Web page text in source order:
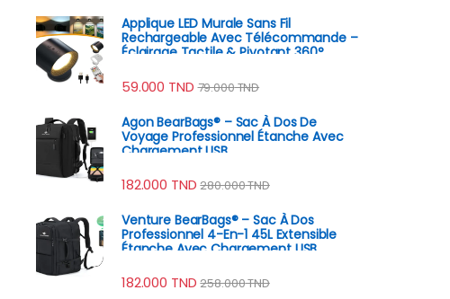
Applique LED Murale Sans Fil
Rechargeable Avec Télécommande –
Éclairage Tactile & Pivotant 360°
59.000 TND 79.000TND
Agon BearBags® – Sac À Dos De
Voyage Professionnel Étanche Avec
Chargement USB
182.000 TND 280.000TND
Venture BearBags® – Sac À Dos
Professionnel 4-En-1 45L Extensible
Étanche Avec Chargement USB
182.000 TND 258.000TND